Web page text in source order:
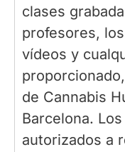
clases
profesores,
vídeos y
de Cannabis
Barcelona.
autorizados a